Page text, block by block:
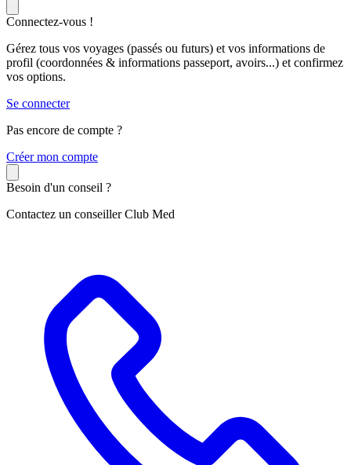
Connectez-vous !
Gérez tous vos voyages (passés ou futurs) et vos informations de
profil (coordonnées & informations passeport, avoirs...) et confirmez
vos options.
Se connecter
Pas encore de compte ?
Créer mon compte
Besoin d'un conseil ?
Contactez un conseiller Club Med